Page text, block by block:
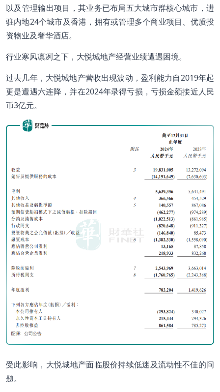
以及管理输出项目，其业务已布局五大城市群核心城市，进
驻内地24个城市及香港，拥有或管理多个商业项目、优质投
资物业及奢华酒店。
行业寒风凛冽之下，大悦城地产经营业绩遭遇困境。
过去几年，大悦城地产营收出现波动，盈利能力自2019年起
更是遭遇六连降，并在2024年录得亏损，亏损金额接近人民
币3亿元。
受此影响，大悦城地产面临股价持续低迷及流动性不佳的问
题。